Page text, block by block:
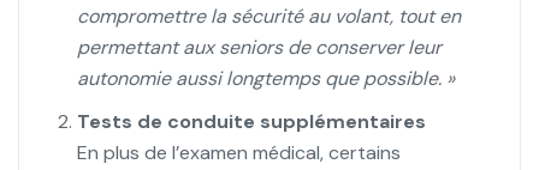
compromettre la sécurité au volant, tout en
permettant aux seniors de conserver leur
autonomie aussi longtemps que possible. »
Tests de conduite supplémentaires
En plus de l’examen médical, certains